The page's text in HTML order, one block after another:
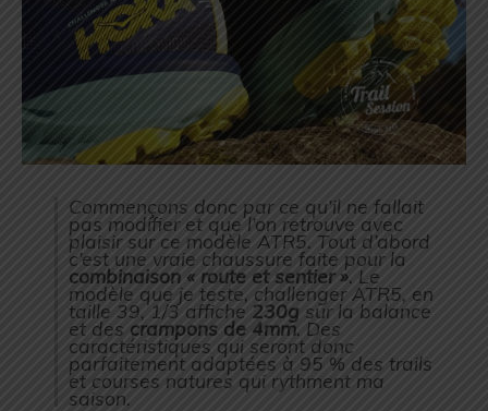
Commençons donc par ce qu’il ne fallait
pas modifier et que l’on retrouve avec
plaisir sur ce modèle ATR5. Tout d’abord
c’est une vraie chaussure faite pour la
combinaison « route et sentier ». Le
modèle que je teste, challenger ATR5, en
taille 39, 1/3 affiche 230g sur la balance
et des crampons de 4mm. Des
caractéristiques qui seront donc
parfaitement adaptées à 95 % des trails
et courses natures qui rythment ma
saison.